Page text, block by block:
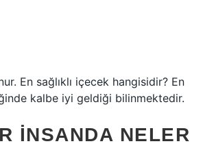
En sağlıklı içecek hangisidir? En
kalbe iyi geldiği bilinmektedir.
INSANDA NELER